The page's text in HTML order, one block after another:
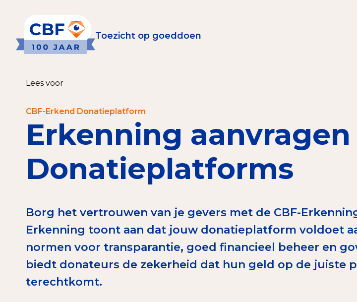
Toezicht op goeddoen
Toezicht op goeddoen
CBF-Erkenning aanvragen
Tarieven CBF-Erkenning
Publiek
Check het CBF-keurmerk van een goed doel
Download de Geef Gerust Checklist
Tips bij doneren: zo geef je veilig
Lees voor
CBF-Erkend Donatieplatform
Erkenning
Donatieplatforms
Borg het vertrouwen van je gevers met de CBF-
Erkenning toont aan dat jouw donatieplatform voldoet
normen voor transparantie, goed financieel beheer en
biedt donateurs de zekerheid dat hun geld op de juiste
terechtkomt.